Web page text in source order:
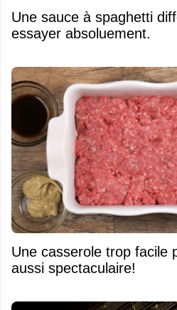
Une sauce à spaghetti
essayer absoluement.
Une casserole trop facile
aussi spectaculaire!